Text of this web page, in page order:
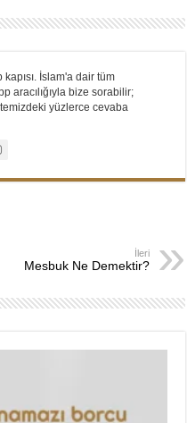
İslam'a dair tüm
aracılığıyla bize sorabilir;
yüzlerce cevaba
İleri
Mesbuk Ne Demektir?